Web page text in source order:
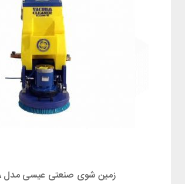
زمین شوی صنعتی عیسی مدل 650A